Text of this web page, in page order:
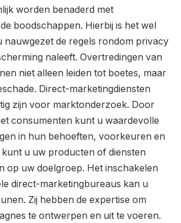
worden benaderd met
boodschappen. Hierbij is het wel
nauwgezet de regels rondom privacy
naleeft. Overtredingen van
niet alleen leiden tot boetes, maar
Direct-marketingdiensten
zijn voor marktonderzoek. Door
consumenten kunt u waardevolle
in hun behoeften, voorkeuren en
u uw producten of diensten
op uw doelgroep. Het inschakelen
direct-marketingbureaus kan u
Zij hebben de expertise om
te ontwerpen en uit te voeren.